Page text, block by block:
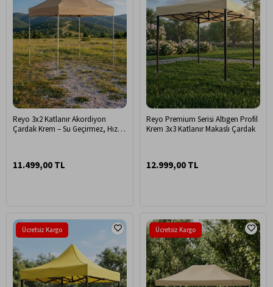
Reyo 3x2 Katlanır Akordiyon
Çardak Krem – Su Geçirmez, Hızlı
11.499,00 TL
Reyo Premium Serisi Altıgen Profil
Krem 3x3 Katlanır Makaslı Çardak
12.999,00 TL
Ücretsiz Kargo Ücretsiz Kargo